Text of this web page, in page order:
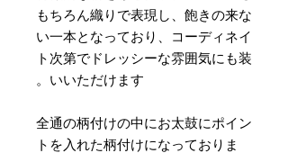
もちろん織りで表現し、飽きの来な
い一本となっており、コーディネイ
ト次第でドレッシーな雰囲気にも装
いいただけます。
全通の柄付けの中にお太鼓にポイン
トを入れた柄付けになっておりま